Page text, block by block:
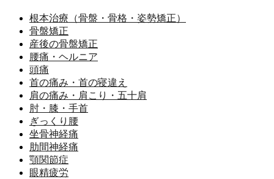
根本治療（骨盤・骨格・姿勢矯正）
骨盤矯正
産後の骨盤矯正
腰痛・ヘルニア
頭痛
首の痛み・首の寝違え
肩の痛み・肩こり・五十肩
肘・膝・手首
ぎっくり腰
坐骨神経痛
肋間神経痛
顎関節症
眼精疲労